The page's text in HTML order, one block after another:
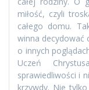
miłość, czyli
całego domu.
winna decydować
o innych
Uczeń
sprawiedliwości i
krzywdy. Nie